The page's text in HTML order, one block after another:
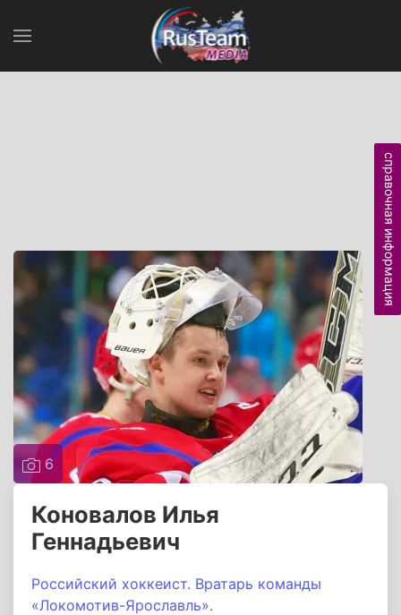
6
Коновалов Илья
Геннадьевич
Российский хоккеист. Вратарь команды
«Локомотив-Ярославль».
справочная информация